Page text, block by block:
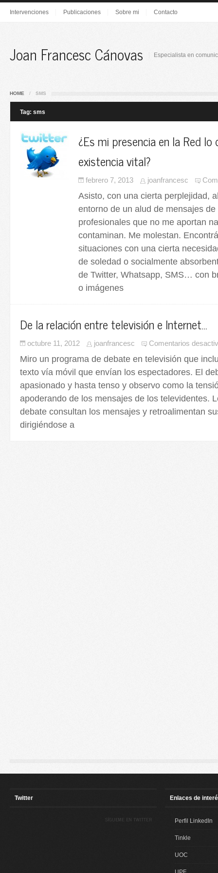
Intervenciones Publicaciones Sobre mi Contacto
Joan Francesc Cánovas Especialista en
HOME / SMS
Tag: sms
¿Es mi presencia en la Red
existencia vital?
febrero 7, 2013 joanfrancesc
Asisto, con una cierta perplejidad,
entorno de un alud de mensajes
profesionales que no me aportan
contaminan. Me molestan.
situaciones con una cierta
de soledad o socialmente
de Twitter, Whatsapp, SMS… con
o imágenes
De la relación entre televisión e Internet…
octubre 11, 2012 joanfrancesc Comentarios
Miro un programa de debate en televisión que
texto vía móvil que envían los espectadores. El
apasionado y hasta tenso y observo como la
apoderando de los mensajes de los televidentes.
debate consultan los mensajes y retroalimentan
dirigiéndose a
Twitter
SÍGUEME EN TWITTER
Enlaces de
Perfil LinkedIn
Tinkle
UOC